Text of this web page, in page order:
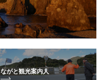
ながと観光案内人